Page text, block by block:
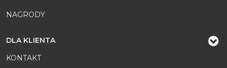
NAGRODY
DLA KLIENTA
KONTAKT